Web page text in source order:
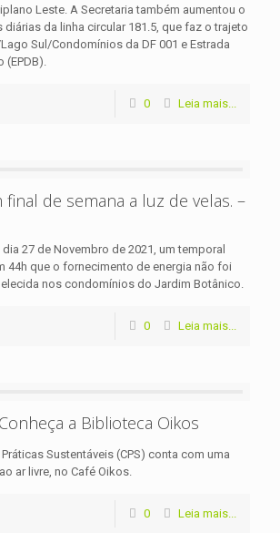
Leste. A Secretaria também aumentou o
diárias da linha circular 181.5, que faz o trajeto
Sul/Condomínios da DF 001 e Estrada
0 Leia mais...
de semana a luz de velas. –
27 de Novembro de 2021, um temporal
44h que o fornecimento de energia não foi
nos condomínios do Jardim Botânico.
0 Leia mais...
a Biblioteca Oikos
Sustentáveis (CPS) conta com uma
ar livre, no Café Oikos.
0 Leia mais...